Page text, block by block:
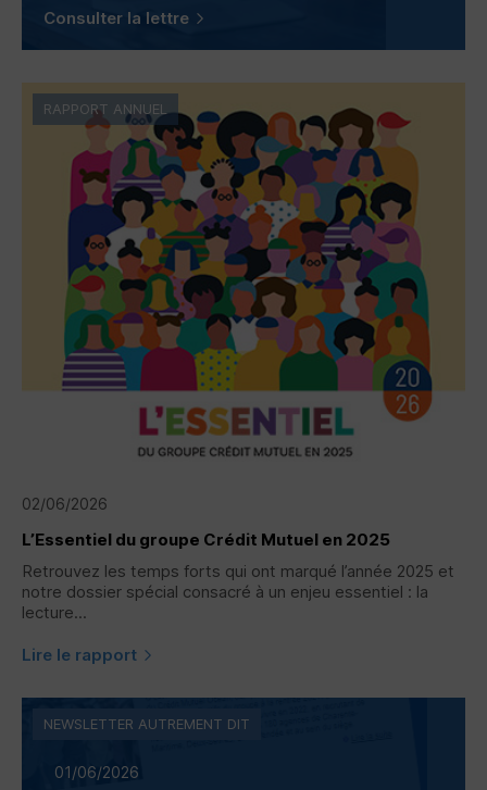
Consulter la lettre
02/06/2026
L’Essentiel du groupe Crédit Mutuel en 2025
Retrouvez les temps forts qui ont marqué l’année 2025 et
notre dossier spécial consacré à un enjeu essentiel : la
lecture...
Lire le rapport
RAPPORT ANNUEL
01/06/2026
NEWSLETTER AUTREMENT DIT